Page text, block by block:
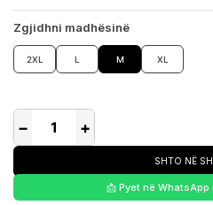
Zgjidhni madhësinë
2XL L M XL
− +
SHTO NË
📩 Pyet në